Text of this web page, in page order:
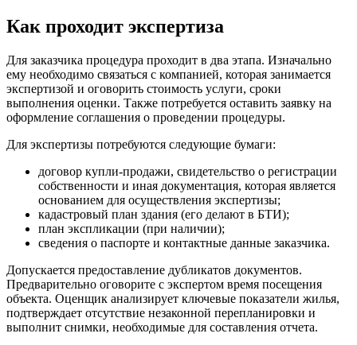
Как проходит экспертиза
Для заказчика процедура проходит в два этапа. Изначально
ему необходимо связаться с компанией, которая занимается
экспертизой и оговорить стоимость услуги, сроки
выполнения оценки. Также потребуется оставить заявку на
оформление соглашения о проведении процедуры.
Для экспертизы потребуются следующие бумаги:
договор купли-продажи, свидетельство о регистрации
собственности и иная документация, которая является
основанием для осуществления экспертизы;
кадастровый план здания (его делают в БТИ);
план экспликации (при наличии);
сведения о паспорте и контактные данные заказчика.
Допускается предоставление дубликатов документов.
Предварительно оговорите с экспертом время посещения
объекта. Оценщик анализирует ключевые показатели жилья,
подтверждает отсутствие незаконной перепланировки и
выполнит снимки, необходимые для составления отчета.